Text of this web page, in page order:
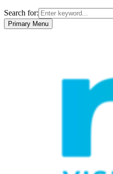
Search for:
Primary Menu